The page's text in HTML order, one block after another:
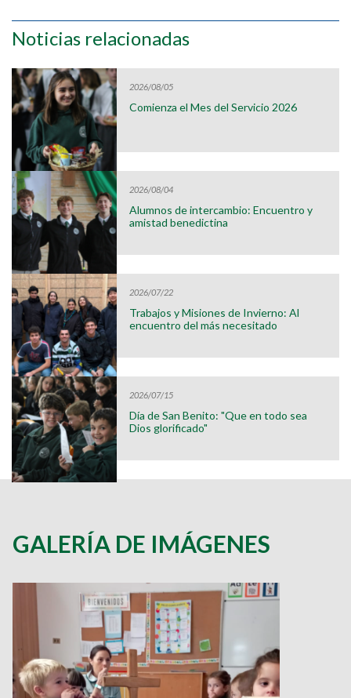
Noticias relacionadas
2026/08/05
Comienza el Mes del Servicio 2026
2026/08/04
Alumnos de intercambio: Encuentro y
amistad benedictina
2026/07/22
Trabajos y Misiones de Invierno: Al
encuentro del más necesitado
2026/07/15
Día de San Benito: "Que en todo sea
Dios glorificado"
GALERÍA DE IMÁGENES